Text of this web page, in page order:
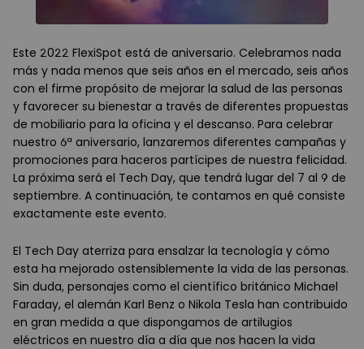
Este 2022 FlexiSpot está de aniversario. Celebramos nada
más y nada menos que seis años en el mercado, seis años
con el firme propósito de mejorar la salud de las personas
y favorecer su bienestar a través de diferentes propuestas
de mobiliario para la oficina y el descanso. Para celebrar
nuestro 6ª aniversario, lanzaremos diferentes campañas y
promociones para haceros partícipes de nuestra felicidad.
La próxima será el Tech Day, que tendrá lugar del 7 al 9 de
septiembre. A continuación, te contamos en qué consiste
exactamente este evento.
El Tech Day aterriza para ensalzar la tecnología y cómo
esta ha mejorado ostensiblemente la vida de las personas.
Sin duda, personajes como el científico británico Michael
Faraday, el alemán Karl Benz o Nikola Tesla han contribuido
en gran medida a que dispongamos de artilugios
eléctricos en nuestro día a día que nos hacen la vida